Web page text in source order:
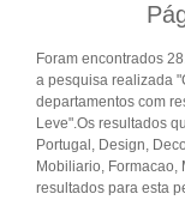
Foram encontrados
a pesquisa realizada
departamentos com
Leve".Os resultados
Portugal, Design,
Mobiliario, Formacao,
resultados para esta